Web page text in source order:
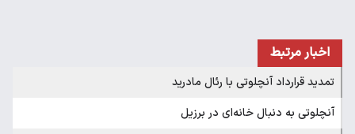
اخبار مرتبط
تمدید قرارداد آنچلوتی با رئال مادرید
آنچلوتی به دنبال خانه‌ای در برزیل